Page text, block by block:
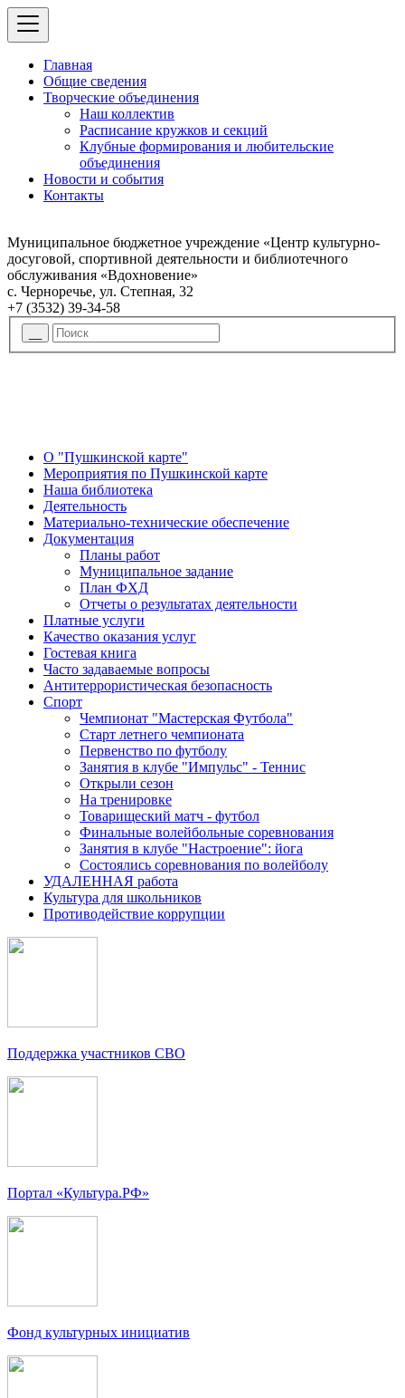
Главная
Общие сведения
Творческие объединения
Наш коллектив
Расписание кружков и секций
Клубные формирования и любительские
объединения
Новости и события
Контакты
Муниципальное бюджетное учреждение «Центр культурно-
досуговой, спортивной деятельности и библиотечного
обслуживания «Вдохновение»
с. Черноречье, ул. Степная, 32
+7 (3532) 39-34-58
О "Пушкинской карте"
Мероприятия по Пушкинской карте
Наша библиотека
Деятельность
Материально-технические обеспечение
Документация
Планы работ
Муниципальное задание
План ФХД
Отчеты о результатах деятельности
Платные услуги
Качество оказания услуг
Гостевая книга
Часто задаваемые вопросы
Антитеррористическая безопасность
Спорт
Чемпионат "Мастерская Футбола"
Старт летнего чемпионата
Первенство по футболу
Занятия в клубе "Импульс" - Теннис
Открыли сезон
На тренировке
Товарищеский матч - футбол
Финальные волейбольные соревнования
Занятия в клубе "Настроение": йога
Состоялись соревнования по волейболу
УДАЛЕННАЯ работа
Культура для школьников
Противодействие коррупции
Поддержка участников СВО
Портал «Культура.РФ»
Фонд культурных инициатив